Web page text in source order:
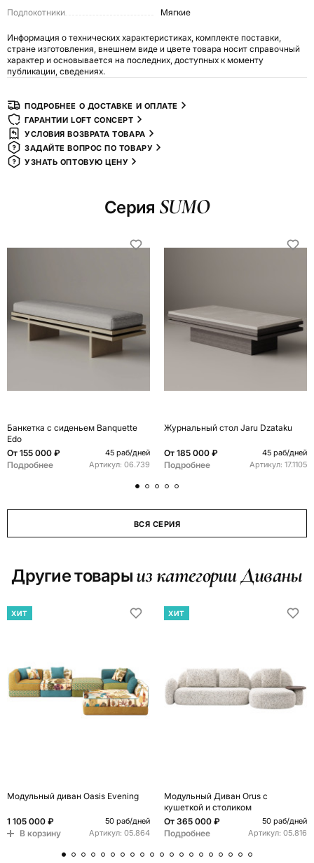
Подлокотники
Мягкие
Информация о технических характеристиках, комплекте поставки,
стране изготовления, внешнем виде и цвете товара носит справочный
характер и основывается на последних, доступных к моменту
публикации, сведениях.
ПОДРОБНЕЕ О ДОСТАВКЕ И ОПЛАТЕ
ГАРАНТИИ LOFT CONCEPT
УСЛОВИЯ ВОЗВРАТА ТОВАРА
ЗАДАЙТЕ ВОПРОС ПО ТОВАРУ
УЗНАТЬ ОПТОВУЮ ЦЕНУ
Серия SUMO
Банкетка с сиденьем Banquette
Edo
От 155 000 ₽ 45 раб/дней
Подробнее Артикул: 06.739
Журнальный стол Jaru Dzataku
От 185 000 ₽ 45 раб/дней
Подробнее Артикул: 17.1105
ВСЯ СЕРИЯ
Другие товары из категории Диваны
ХИТ
Модульный диван Oasis Evening
1 105 000 ₽ 50 раб/дней
В корзину Артикул: 05.864
ХИТ
Модульный Диван Orus с
кушеткой и столиком
От 365 000 ₽ 50 раб/дней
Подробнее Артикул: 05.816